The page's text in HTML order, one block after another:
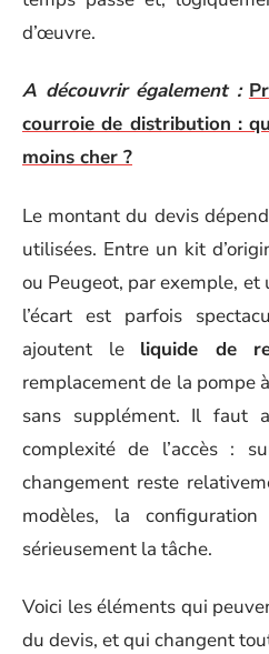
d’œuvre.
A découvrir également :
courroie de distribution :
moins cher ?
Le montant du devis
utilisées. Entre un kit
ou Peugeot, par exemple,
l’écart est parfois
ajoutent le liquide de
remplacement de la pompe
sans supplément. Il faut
complexité de l’accès :
changement reste
modèles, la
sérieusement la tâche.
Voici les éléments qui
du devis, et qui changent